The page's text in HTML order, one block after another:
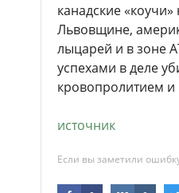
канадские
Львовщине,
лыцарей и в зоне
успехами в деле
кровопролитием и
источник
Если вы заметили